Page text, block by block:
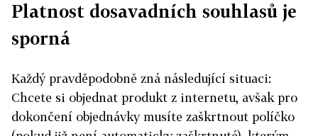
Platnost dosavadních souhlasů je
sporná
Každý pravděpodobně zná následující situaci:
Chcete si objednat produkt z internetu, avšak pro
dokončení objednávky musíte zaškrtnout políčko